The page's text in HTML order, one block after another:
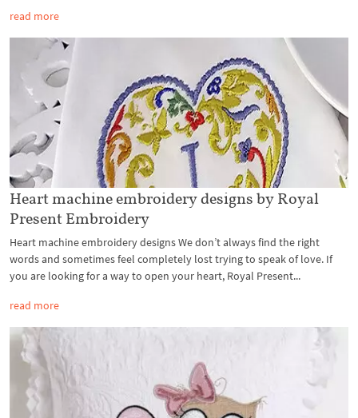
read more
Heart machine embroidery designs by Royal
Present Embroidery
Heart machine embroidery designs We don’t always find the right
words and sometimes feel completely lost trying to speak of love. If
you are looking for a way to open your heart, Royal Present...
read more